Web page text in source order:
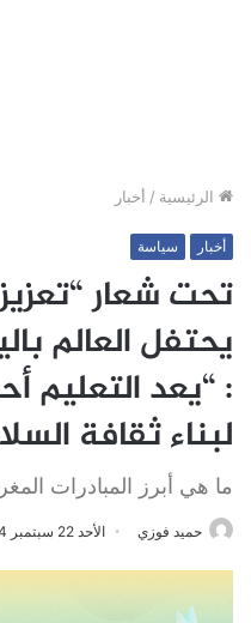
الرئيسية / أخبار
أخبار سياسة
تحت شعار
يحتفل العالم
: “يعد التعليم
لبناء ثقافة
ما هي أبرز المبادرات
حميد فوزي الأحد 22 سبتمبر 2024